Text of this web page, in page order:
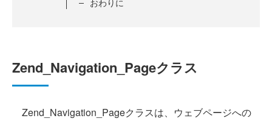
おわりに
Zend_Navigation_Pageクラス
Zend_Navigation_Pageクラスは、ウェブページへの